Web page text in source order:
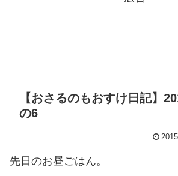
【おさるのもおすけ日記】
の6
先日のお昼ごはん。